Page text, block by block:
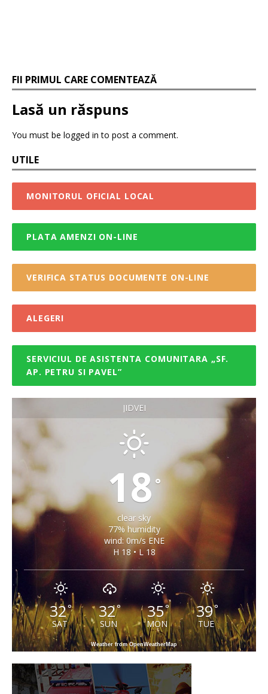
FII PRIMUL CARE COMENTEAZĂ
Lasă un răspuns
You must be logged in to post a comment.
UTILE
MONITORUL OFICIAL LOCAL
PLATA AMENZI ON-LINE
VERIFICA STATUS DOCUMENTE ON-LINE
ALEGERI
SERVICIUL DE ASISTENTA COMUNITARA „SF.
AP. PETRU SI PAVEL”
JIDVEI
18 °
clear sky
77% humidity
wind: 0m/s ENE
H 18 • L 18
32°
SAT
32°
SUN
35°
MON
39°
TUE
Weather from OpenWeatherMap